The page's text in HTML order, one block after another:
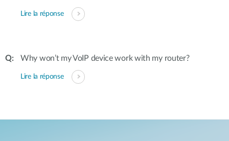
Lire la réponse
Why won’t my VoIP device work with my router?
Lire la réponse